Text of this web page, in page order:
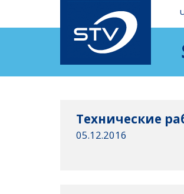
Технические
05.12.2016